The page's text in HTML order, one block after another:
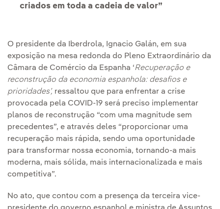
criados em toda a cadeia de valor”
O presidente da Iberdrola, Ignacio Galán, em sua
exposição na mesa redonda do Pleno Extraordinário da
Câmara de Comércio da Espanha ‘Recuperação e
reconstrução da economia espanhola: desafios e
prioridades’, ressaltou que para enfrentar a crise
provocada pela COVID-19 será preciso implementar
planos de reconstrução “com uma magnitude sem
precedentes”, e através deles “proporcionar uma
recuperação mais rápida, sendo uma oportunidade
para transformar nossa economia, tornando-a mais
moderna, mais sólida, mais internacionalizada e mais
competitiva”.
No ato, que contou com a presença da terceira vice-